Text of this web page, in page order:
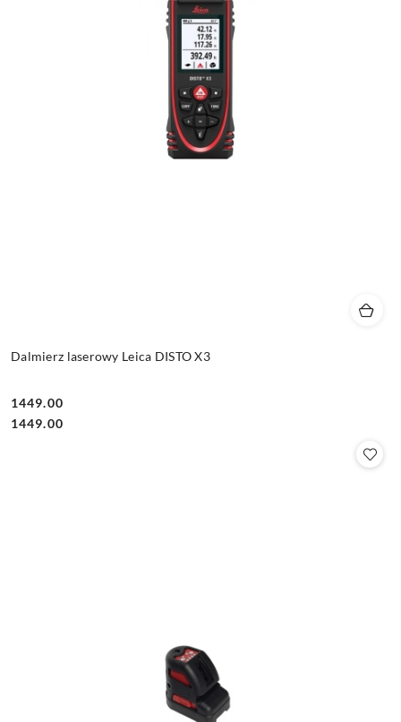
Dalmierz laserowy Leica DISTO X3
Cena:
1449.00
Cena:
1449.00